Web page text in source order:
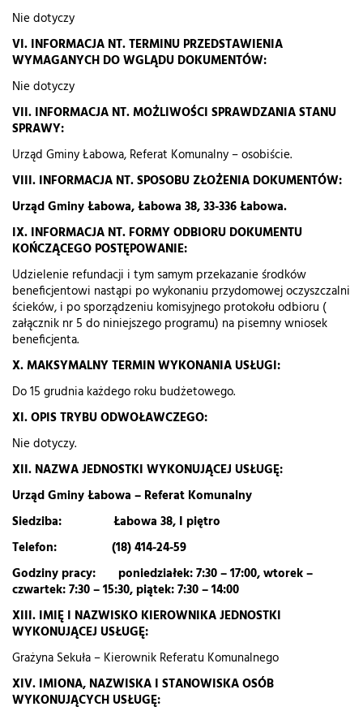
Nie dotyczy
VI. INFORMACJA NT. TERMINU PRZEDSTAWIENIA
WYMAGANYCH DO WGLĄDU DOKUMENTÓW:
Nie dotyczy
VII. INFORMACJA NT. MOŻLIWOŚCI SPRAWDZANIA STANU
SPRAWY:
Urząd Gminy Łabowa, Referat Komunalny – osobiście.
VIII. INFORMACJA NT. SPOSOBU ZŁOŻENIA DOKUMENTÓW:
Urząd Gminy Łabowa, Łabowa 38, 33-336 Łabowa.
IX. INFORMACJA NT. FORMY ODBIORU DOKUMENTU
KOŃCZĄCEGO POSTĘPOWANIE:
Udzielenie refundacji i tym samym przekazanie środków
beneficjentowi nastąpi po wykonaniu przydomowej oczyszczalni
ścieków, i po sporządzeniu komisyjnego protokołu odbioru (
załącznik nr 5 do niniejszego programu) na pisemny wniosek
beneficjenta.
X. MAKSYMALNY TERMIN WYKONANIA USŁUGI:
Do 15 grudnia każdego roku budżetowego.
XI. OPIS TRYBU ODWOŁAWCZEGO:
Nie dotyczy.
XII. NAZWA JEDNOSTKI WYKONUJĄCEJ USŁUGĘ:
Urząd Gminy Łabowa – Referat Komunalny
Siedziba: Łabowa 38, I piętro
Telefon: (18) 414-24-59
Godziny pracy: poniedziałek: 7:30 – 17:00, wtorek –
czwartek: 7:30 – 15:30, piątek: 7:30 – 14:00
XIII. IMIĘ I NAZWISKO KIEROWNIKA JEDNOSTKI
WYKONUJĄCEJ USŁUGĘ:
Grażyna Sekuła – Kierownik Referatu Komunalnego
XIV. IMIONA, NAZWISKA I STANOWISKA OSÓB
WYKONUJĄCYCH USŁUGĘ: